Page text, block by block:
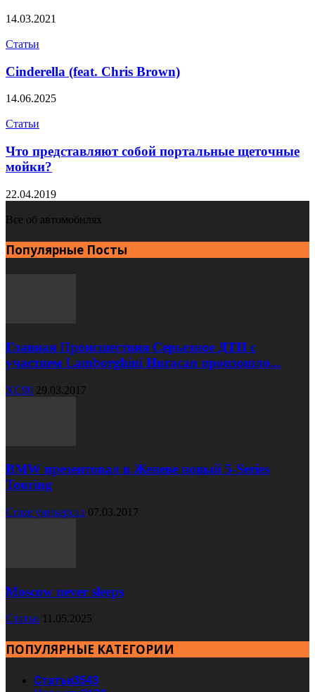
14.03.2021
Статьи
Cinderella (feat. Chris Brown)
14.06.2025
Статьи
Что представляют собой портальные щеточные
мойки?
22.04.2019
Все об автомобилях
Популярные Посты
Главная Происшествия Серьезное ДТП с
участием Lamborghini Huracan произошло...
XC90 29.03.2017
BMW презентовал в Женеве новый 5-Series
Touring
Cruze универсал 07.03.2017
Moscow never sleeps
Статьи 11.05.2025
ПОПУЛЯРНЫЕ КАТЕГОРИИ
Статьи3543